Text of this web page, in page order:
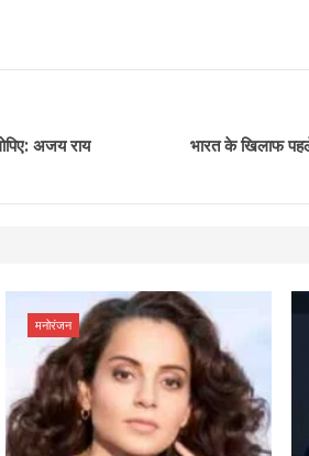
अजय राय भारत के खिलाफ
मनोरंजन